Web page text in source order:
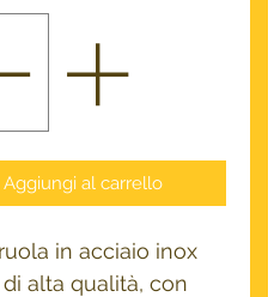
Aggiungi al carrello
in acciaio inox
alta qualità, con